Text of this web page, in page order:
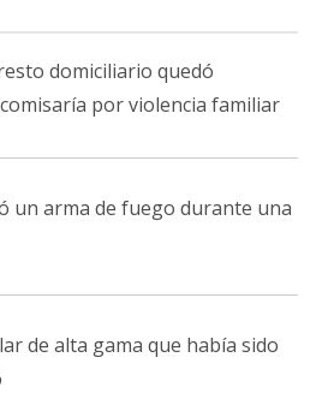
domiciliario quedó
por violencia familiar
un arma de fuego durante una
de alta gama que había sido